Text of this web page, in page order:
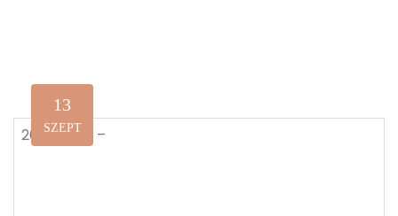
13
SZEPT
2021.09.07. –